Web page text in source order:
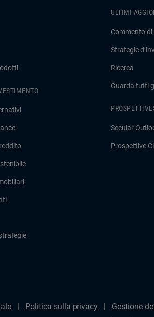
ULTIMI
Commento
Strategie
Ricerca
Guarda tutti
Secular
Prospettive
Politica sulla privacy Gestione